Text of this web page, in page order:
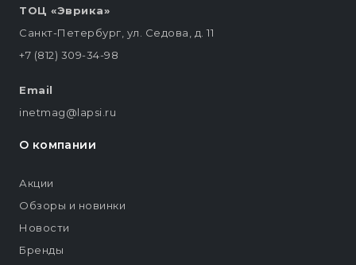
ТОЦ «Эврика»
Санкт-Петербург, ул. Седова, д. 11
+7 (812) 309-34-98
Email
inetmag@lapsi.ru
О компании
Акции
Обзоры и новинки
Новости
Бренды